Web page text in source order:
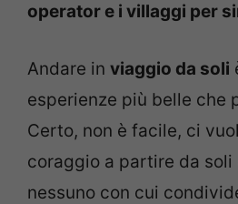
operator e i villaggi per
Andare in viaggio da soli
esperienze più belle che
Certo, non è facile, ci
coraggio a partire da soli
nessuno con cui